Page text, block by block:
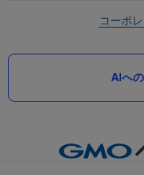
コーポ
AIへ